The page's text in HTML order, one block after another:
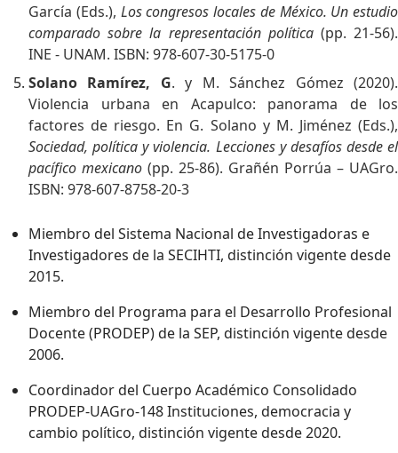
García (Eds.), Los congresos locales de México. Un estudio
comparado sobre la representación política(pp. 21-56).
INE - UNAM. ISBN: 978-607-30-5175-0
Solano Ramírez, G. y M. Sánchez Gómez (2020).
Violencia urbana en Acapulco: panorama de los
factores de riesgo. En G. Solano y M. Jiménez (Eds.),
Sociedad, política y violencia. Lecciones y desafíos desde el
pacífico mexicano (pp. 25-86). Grañén Porrúa – UAGro.
ISBN: 978-607-8758-20-3
Miembro del Sistema Nacional de Investigadoras e
Investigadores de la SECIHTI, distinción vigente desde
2015.
Miembro del Programa para el Desarrollo Profesional
Docente (PRODEP) de la SEP, distinción vigente desde
2006.
Coordinador del Cuerpo Académico Consolidado
PRODEP-UAGro-148 Instituciones, democracia y
cambio político, distinción vigente desde 2020.